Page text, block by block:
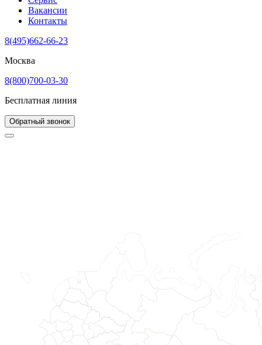
Вакансии
Контакты
8(495)662-66-23
Москва
8(800)700-03-30
Бесплатная линия
Обратный звонок